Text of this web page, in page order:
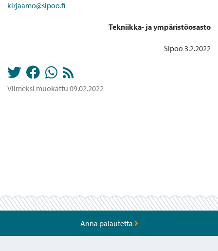
kirjaamo@sipoo.fi
Tekniikka- ja ympäristöosasto
Sipoo 3.2.2022
Viimeksi muokattu 09.02.2022
Anna palautetta